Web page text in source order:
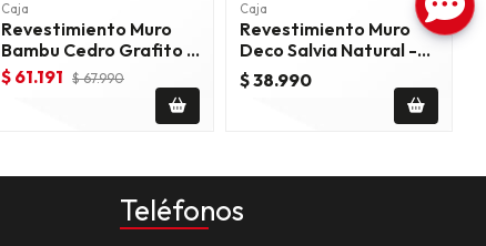
Caja
Revestimiento Muro
Bambu Cedro Grafito -
Hc-206
$ 61.191 $ 67.990
Caja
Revestimiento Muro
Deco Salvia Natural -
Ed-49
$ 38.990
Teléfonos